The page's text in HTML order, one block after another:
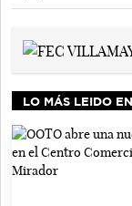
LO MÁS LEIDO